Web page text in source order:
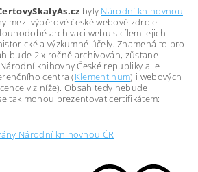
byly Národní knihovnou
mezi výběrové české webové zdroje
archivaci webu s cílem jejich
a výzkumné účely. Znamená to pro
bude 2 x ročně archivován, zůstane
knihovny České republiky a je
centra (Klementinum) i webových
viz níže). Obsah tedy nebude
tak mohou prezentovat certifikátem: